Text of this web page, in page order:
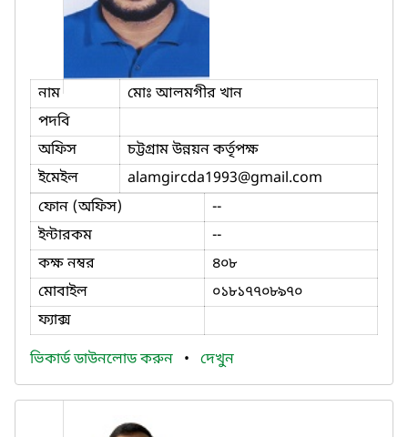
নাম
মোঃ আলমগীর খান
পদবি
অফিস
চট্টগ্রাম উন্নয়ন কর্তৃপক্ষ
ইমেইল
alamgircda1993@gmail.com
ফোন (অফিস)
--
ইন্টারকম
--
কক্ষ নম্বর
৪০৮
মোবাইল
০১৮১৭৭০৮৯৭০
ফ্যাক্স
ভিকার্ড ডাউনলোড করুন • দেখুন